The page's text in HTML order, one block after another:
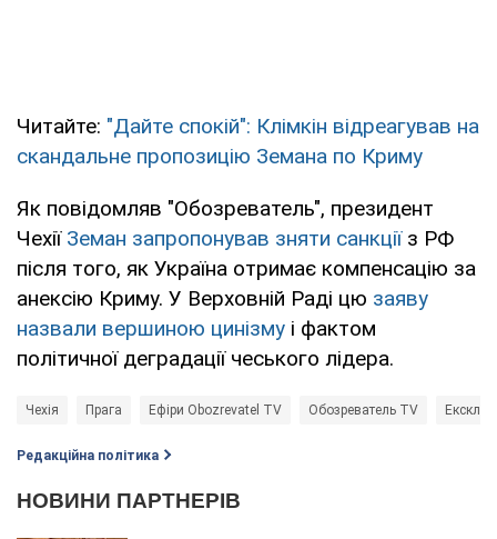
Читайте: "Дайте спокій": Клімкін відреагував на
скандальне пропозицію Земана по Криму
Як повідомляв "Обозреватель", президент
Чехії Земан запропонував зняти санкціїз РФ
після того, як Україна отримає компенсацію за
анексію Криму. У Верховній Раді цю заяву
назвали вершиною цинізму і фактом
політичної деградації чеського лідера.
Чехія Прага Ефіри Obozrevatel TV Обозреватель TV
Редакційна політика